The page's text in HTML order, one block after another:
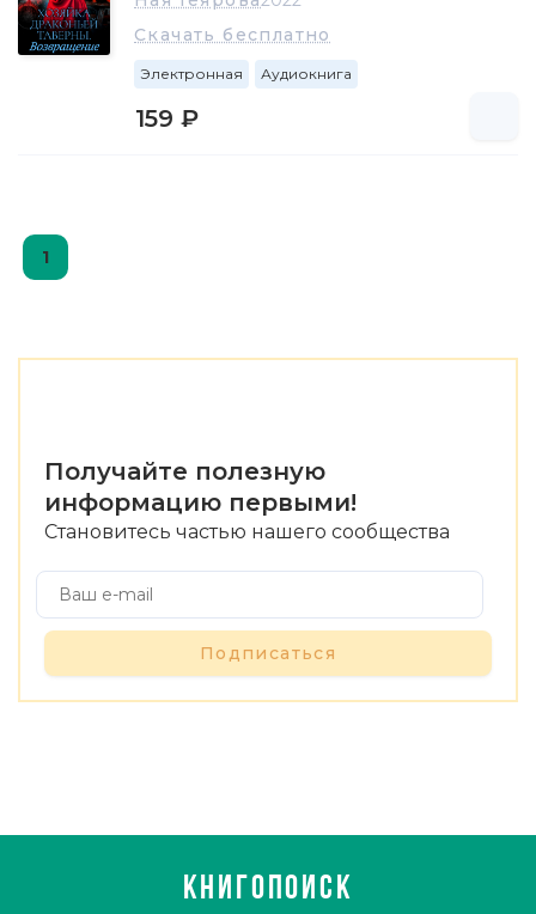
Скачать бесплатно
Электронная Аудиокнига
159 ₽
1
Получайте полезную
информацию первыми!
Становитесь частью нашего сообщества
Подписаться
КНИГОПОИСК